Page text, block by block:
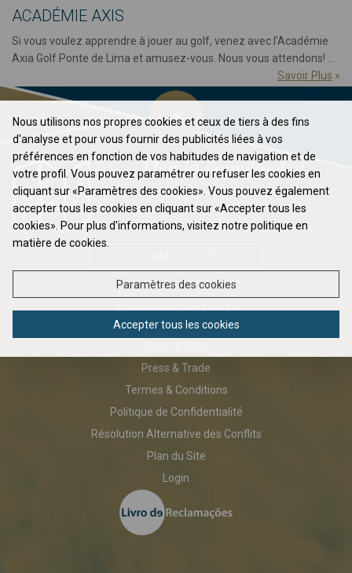
ACADÉMIE AXIS
Si vous voulez apprendre à jouer au golf, venez avec l’Académie
Axia Golf Ponte de Lima et amusez-vous. Nous vous attendons! ...
Savoir Plus »
Flag in your Pocket
Élevez votre jeu au prochain niveau ...
À PROPOS DE NOUS
Press & Trade
Termes & Conditions
Politique de Confidentialité
Résolution Alternative des Conflits
Plan du Site
Login
Nous utilisons nos propres cookies et ceux de tiers à des fins
d'analyse et pour vous fournir des publicités liées à vos
préférences en fonction de vos habitudes de navigation et de
votre profil. Vous pouvez paramétrer ou refuser les cookies en
cliquant sur «Paramètres des cookies». Vous pouvez également
accepter tous les cookies en cliquant sur «Accepter tous les
cookies». Pour plus d'informations, visitez notre politique en
matière de cookies.
Paramètres des cookies
Accepter tous les cookies